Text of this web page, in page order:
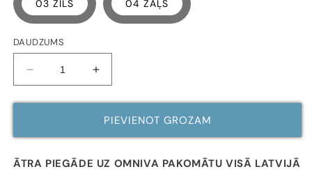
03 ZILS 04 ZAĻŠ
DAUDZUMS
Samazināt
daudzumu
ACU
bez
(dažādi
Palielināt
daudzumu
ACU
ZĪMULIS
bez
(dažādi
PIEVIENOT GROZAM
ĀTRA PIEGĀDE UZ OMNIVA PAKOMĀTU VISĀ LATVIJĀ